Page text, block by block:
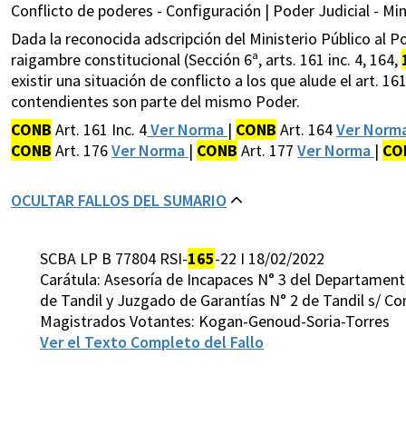
Conflicto de poderes - Configuración | Poder Judicial -
Dada la reconocida adscripción del Ministerio Público al
raigambre constitucional (Sección 6ª, arts. 161 inc. 4, 164,
existir una situación de conflicto a los que alude el art.
contendientes son parte del mismo Poder.
CONB Art. 161 Inc. 4Ver Norma | CONB Art. 164Ver
CONB Art. 176Ver Norma | CONB Art. 177 Ver Norma |
OCULTAR FALLOS DEL SUMARIO
SCBA LP B 77804 RSI-165-22 I 18/02/2022
Carátula: Asesoría de Incapaces N° 3 del
de Tandil y Juzgado de Garantías N° 2 de Tandil s/
Magistrados Votantes: Kogan-Genoud-Soria-Torres
Ver el Texto Completo del Fallo